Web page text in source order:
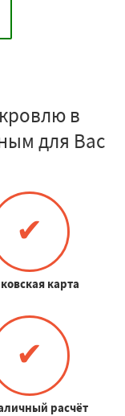
в
для Вас
✔
карта
✔
расчёт